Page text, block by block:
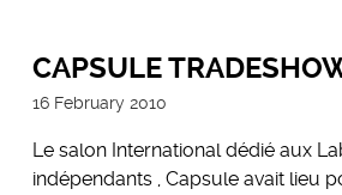
CAPSULE
16 February 2010
Le salon International dédié aux
indépendants , Capsule avait lieu